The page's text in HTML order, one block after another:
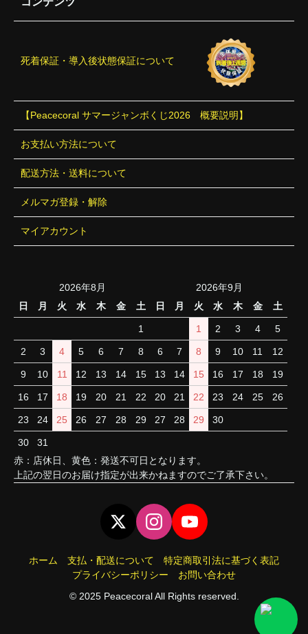
死着保証・導入後状態保証について
【Peacecoral サマージャンボくじ2026 概要説明】
お支払い方法について
配送方法・送料について
メルマガ登録・解除
マイアカウント
2026年8月
日
月 火 水 木 金 土
1
2 3 4 5 6 7 8
9 10 11 12 13 14 15
16 17 18 19 20 21 22
23 24 25 26 27 28 29
30 31
2026年9月
日
月 火 水 木 金 土
1 2 3 4 5
6 7 8 9 10 11 12
13 14 15 16 17 18 19
20 21 22 23 24 25 26
27 28 29 30
赤：店休日、黄色：発送不可日となります。
上記の翌日のお届け指定が出来かねますのでご了承下さい。
ホーム 支払・配送について
特定商取引法に基づく表記
プライバシーポリシー
お問い合わせ
© 2025 Peacecoral All Rights reserved.